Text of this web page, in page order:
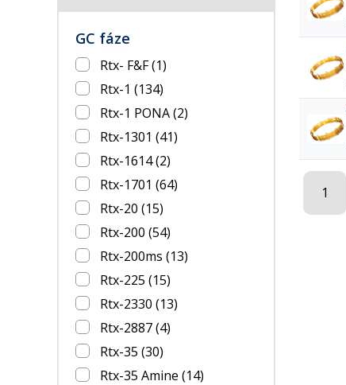
GC fáze
Rtx- F&F(1)
Rtx-1 (134)
Rtx-1 PONA(2)
Rtx-1301 (41)
Rtx-1614(2)
Rtx-1701 (64)
Rtx-20 (15)
Rtx-200 (54)
Rtx-200ms (13)
Rtx-225 (15)
Rtx-2330 (13)
Rtx-2887(4)
Rtx-35 (30)
Rtx-35 Amine (14)
1